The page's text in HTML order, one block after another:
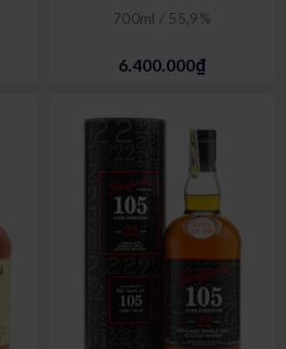
700ml / 55,9%
6.400.000₫